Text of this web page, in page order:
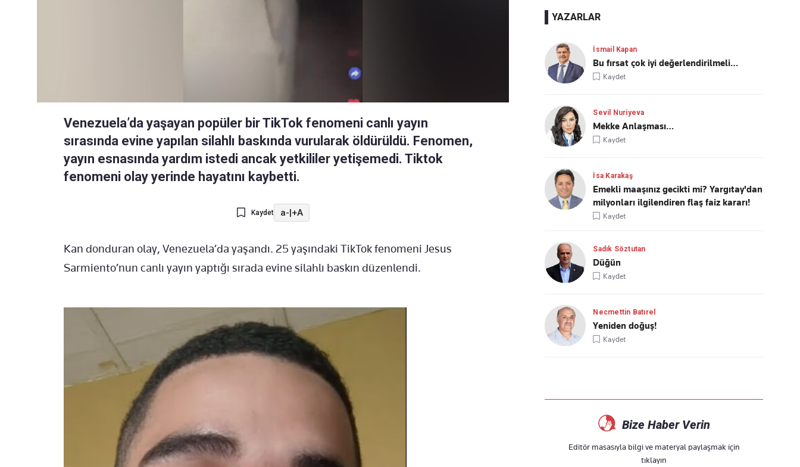
Venezuela’da yaşayan popüler bir TikTok fenomeni canlı yayın
sırasında evine yapılan silahlı baskında vurularak öldürüldü. Fenomen,
yayın esnasında yardım istedi ancak yetkililer yetişemedi. Tiktok
fenomeni olay yerinde hayatını kaybetti.
Kaydet a-|+A
Kan donduran olay, Venezuela’da yaşandı. 25 yaşındaki TikTok fenomeni Jesus
Sarmiento’nun canlı yayın yaptığı sırada evine silahlı baskın düzenlendi.
YAZARLAR
İsmail Kapan
Bu fırsat çok iyi değerlendirilmeli…
Kaydet
Sevil Nuriyeva
Mekke Anlaşması…
Kaydet
İsa Karakaş
Emekli maaşınız gecikti mi? Yargıtay'dan
milyonları ilgilendiren flaş faiz kararı!
Kaydet
Sadık Söztutan
Düğün
Kaydet
Necmettin Batırel
Yeniden doğuş!
Kaydet
Bize Haber Verin
Editör masasıyla bilgi ve materyal paylaşmak için
tıklayın